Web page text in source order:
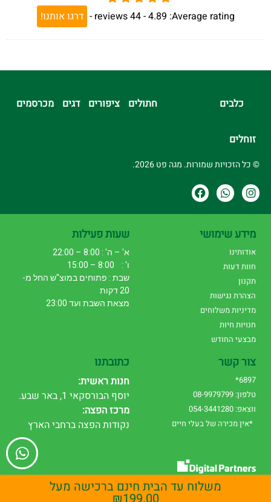
Average rating:
4.89 -
44
reviews
- דרגו אותנו!
כלבים חתולים ציפורים דגים מכרסמים
זוחלים
© כל הזכויות שמורות. מגה פט 2026.
מידע שימושי
אודותינו
חוות דעות
תקנון
הצהרת נגישות
מדיניות משלוחים
חנויות חיות
מבצעי החודש
שעות פעילות
א' – ה' : 8:00 – 22:00
ו' : 8:00 – 15:00
שבת : פתוחים במוצ"ש החל מ-
20 דקות
מצאת השבת ועד 23:00
צור קשר
6897*
טלפון: 08-9979799
ווצאפ: 054-3441280
*אין מכירה של בעלי חיים
כתובתנו
חנות ראשית:
יוסף הבורסקאי 1, באר שבע.
מרכז הפצה:
נקודות הפצה ברחבי הארץ
|שיווק דיגיטלי
משלוח עד הבית חינם ברכישה מעל